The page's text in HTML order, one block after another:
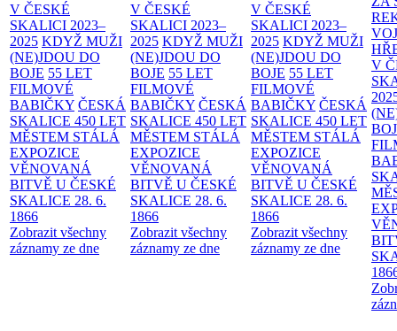
V ČESKÉ
SKALICI 2023–
2025 KDYŽ MUŽI
(NE)JDOU DO
BOJE 55 LET
FILMOVÉ
BABIČKY ČESKÁ
SKALICE 450 LET
MĚSTEM STÁLÁ
EXPOZICE
VĚNOVANÁ
BITVĚ U ČESKÉ
SKALICE 28. 6.
1866
Zobrazit všechny
záznamy ze dne
V ČESKÉ
SKALICI 2023–
2025 KDYŽ MUŽI
(NE)JDOU DO
BOJE 55 LET
FILMOVÉ
BABIČKY ČESKÁ
SKALICE 450 LET
MĚSTEM STÁLÁ
EXPOZICE
VĚNOVANÁ
BITVĚ U ČESKÉ
SKALICE 28. 6.
1866
Zobrazit všechny
záznamy ze dne
V ČESKÉ
SKALICI 2023–
2025 KDYŽ MUŽI
(NE)JDOU DO
BOJE 55 LET
FILMOVÉ
BABIČKY ČESKÁ
SKALICE 450 LET
MĚSTEM STÁLÁ
EXPOZICE
VĚNOVANÁ
BITVĚ U ČESKÉ
SKALICE 28. 6.
1866
Zobrazit všechny
záznamy ze dne
V